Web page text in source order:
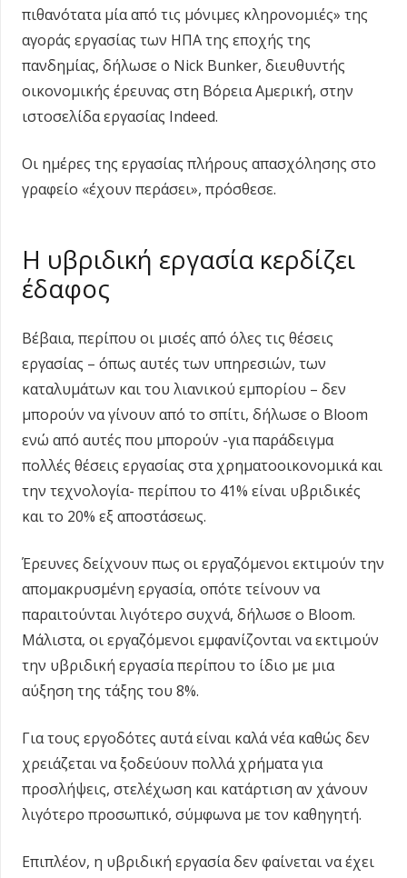
πιθανότατα μία από τις μόνιμες κληρονομιές» της
αγοράς εργασίας των ΗΠΑ της εποχής της
πανδημίας, δήλωσε ο Nick Bunker, διευθυντής
οικονομικής έρευνας στη Βόρεια Αμερική, στην
ιστοσελίδα εργασίας Indeed.
Οι ημέρες της εργασίας πλήρους απασχόλησης στο
γραφείο «έχουν περάσει», πρόσθεσε.
Η υβριδική εργασία κερδίζει
έδαφος
Βέβαια, περίπου οι μισές από όλες τις θέσεις
εργασίας – όπως αυτές των υπηρεσιών, των
καταλυμάτων και του λιανικού εμπορίου – δεν
μπορούν να γίνουν από το σπίτι, δήλωσε ο Bloom
ενώ από αυτές που μπορούν -για παράδειγμα
πολλές θέσεις εργασίας στα χρηματοοικονομικά και
την τεχνολογία- περίπου το 41% είναι υβριδικές
και το 20% εξ αποστάσεως.
Έρευνες δείχνουν πως οι εργαζόμενοι εκτιμούν την
απομακρυσμένη εργασία, οπότε τείνουν να
παραιτούνται λιγότερο συχνά, δήλωσε ο Bloom.
Μάλιστα, οι εργαζόμενοι εμφανίζονται να εκτιμούν
την υβριδική εργασία περίπου το ίδιο με μια
αύξηση της τάξης του 8%.
Για τους εργοδότες αυτά είναι καλά νέα καθώς δεν
χρειάζεται να ξοδεύουν πολλά χρήματα για
προσλήψεις, στελέχωση και κατάρτιση αν χάνουν
λιγότερο προσωπικό, σύμφωνα με τον καθηγητή.
Επιπλέον, η υβριδική εργασία δεν φαίνεται να έχει